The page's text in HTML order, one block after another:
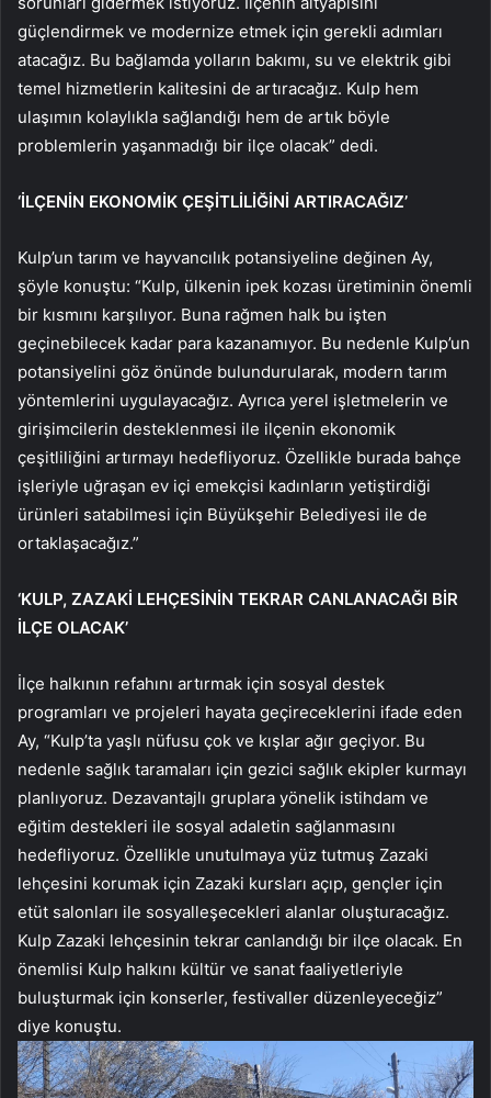
güçlendirmek ve modernize etmek için gerekli adımları
atacağız. Bu bağlamda yolların bakımı, su ve elektrik gibi
temel hizmetlerin kalitesini de artıracağız. Kulp hem
ulaşımın kolaylıkla sağlandığı hem de artık böyle
problemlerin yaşanmadığı bir ilçe olacak” dedi.
‘İLÇENİN EKONOMİK ÇEŞİTLİLİĞİNİ ARTIRACAĞIZ’
Kulp’un tarım ve hayvancılık potansiyeline değinen Ay,
şöyle konuştu: “Kulp, ülkenin ipek kozası üretiminin önemli
bir kısmını karşılıyor. Buna rağmen halk bu işten
geçinebilecek kadar para kazanamıyor. Bu nedenle Kulp’un
potansiyelini göz önünde bulundurularak, modern tarım
yöntemlerini uygulayacağız. Ayrıca yerel işletmelerin ve
girişimcilerin desteklenmesi ile ilçenin ekonomik
çeşitliliğini artırmayı hedefliyoruz. Özellikle burada bahçe
işleriyle uğraşan ev içi emekçisi kadınların yetiştirdiği
ürünleri satabilmesi için Büyükşehir Belediyesi ile de
ortaklaşacağız.”
‘KULP, ZAZAKİ LEHÇESİNİN TEKRAR CANLANACAĞI BİR
İLÇE OLACAK’
İlçe halkının refahını artırmak için sosyal destek
programları ve projeleri hayata geçireceklerini ifade eden
Ay, “Kulp’ta yaşlı nüfusu çok ve kışlar ağır geçiyor. Bu
nedenle sağlık taramaları için gezici sağlık ekipler kurmayı
planlıyoruz. Dezavantajlı gruplara yönelik istihdam ve
eğitim destekleri ile sosyal adaletin sağlanmasını
hedefliyoruz. Özellikle unutulmaya yüz tutmuş Zazaki
lehçesini korumak için Zazaki kursları açıp, gençler için
etüt salonları ile sosyalleşecekleri alanlar oluşturacağız.
Kulp Zazaki lehçesinin tekrar canlandığı bir ilçe olacak. En
önemlisi Kulp halkını kültür ve sanat faaliyetleriyle
buluşturmak için konserler, festivaller düzenleyeceğiz”
diye konuştu.